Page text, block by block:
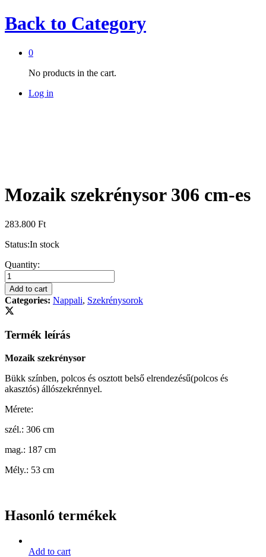
Back to Category
0
No products in the cart.
Log in
Mozaik szekrénysor 306 cm-es
283.800 Ft
Status:In stock
Mozaik
szekrénysor
306
cm-
es
quantity
Quantity:
Add to cart
Categories: Nappali, Szekrénysorok
Termék leírás
Mozaik szekrénysor
Bükk színben, polcos és osztott belső elrendezésű(polcos és
akasztós) állószekrénnyel.
Mérete:
szél.: 306 cm
mag.: 187 cm
Mély.: 53 cm
Hasonló termékek
Add to cart